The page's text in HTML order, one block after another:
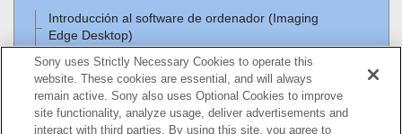
Introducción al software de ordenador (Imaging
Edge Desktop)
Importación de imágenes al ordenador
Funcionamiento de la cámara desde un ordenador
Sony uses Strictly Necessary Cookies to operate this
website. These cookies are essential, and will always
remain active. Sony also uses Optional Cookies to improve
site functionality, analyze usage, deliver advertisements and
interact with third parties. By using this site, you agree to